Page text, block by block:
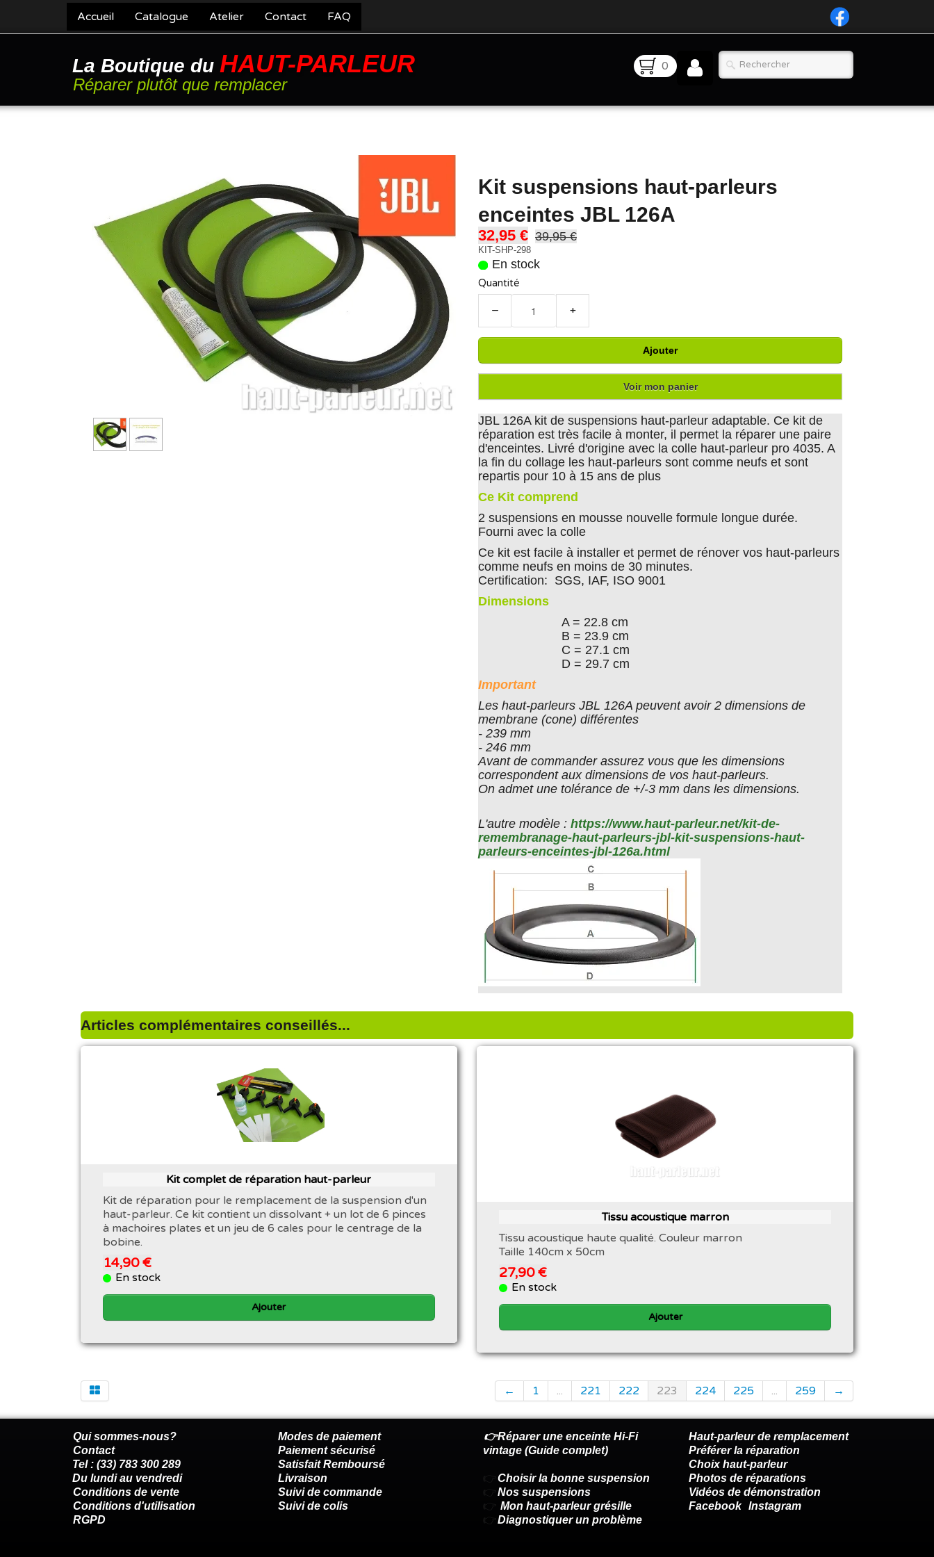
Accueil Catalogue Atelier Contact FAQ
La Boutique du HAUT-PARLEUR
Réparer plutôt que remplacer
0
Kit suspensions haut-parleurs
enceintes JBL 126A
32,95 € 39,95 €
KIT-SHP-298
En stock
Quantité
− +
Ajouter
Voir mon panier
JBL 126A kit de suspensions haut-parleur adaptable. Ce kit de
réparation est très facile à monter, il permet la réparer une paire
d'enceintes. Livré d'origine avec la colle haut-parleur pro 4035. A
la fin du collage les haut-parleurs sont comme neufs et sont
repartis pour 10 à 15 ans de plus
Ce Kit comprend
2 suspensions en mousse nouvelle formule longue durée.
Fourni avec la colle
Ce kit est facile à installer et permet de rénover vos haut-parleurs
comme neufs en moins de 30 minutes.
Certification: SGS, IAF, ISO 9001
Dimensions
A = 22.8 cm
B = 23.9 cm
C = 27.1 cm
D = 29.7 cm
Important
Les haut-parleurs JBL 126A peuvent avoir 2 dimensions de
membrane (cone) différentes
- 239 mm
- 246 mm
Avant de commander assurez vous que les dimensions
correspondent aux dimensions de vos haut-parleurs.
On admet une tolérance de +/-3 mm dans les dimensions.
L'autre modèle : https://www.haut-parleur.net/kit-de-
remembranage-haut-parleurs-jbl-kit-suspensions-haut-
parleurs-enceintes-jbl-126a.html
Articles complémentaires conseillés...
Kit complet de réparation haut-parleur
Kit de réparation pour le remplacement de la suspension d'un
haut-parleur. Ce kit contient un dissolvant + un lot de 6 pinces
à machoires plates et un jeu de 6 cales pour le centrage de la
bobine.
14,90 €
En stock
Ajouter
Tissu acoustique marron
Tissu acoustique haute qualité. Couleur marron
Taille 140cm x 50cm
27,90 €
En stock
Ajouter
← 1 ... 221 222 223 224 225 ... 259 →
Qui sommes-nous?
Contact
Tel : (33) 783 300 289
Du lundi au vendredi
Conditions de vente
Conditions d'utilisation
RGPD
Modes de paiement
Paiement sécurisé
Satisfait Remboursé
Livraison
Suivi de commande
Suivi de colis
👉Réparer une enceinte Hi-Fi
vintage (Guide complet)
👉 Choisir la bonne suspension
👉 Nos suspensions
👉 Mon haut-parleur grésille
👉 Diagnostiquer un problème
Haut-parleur de remplacement
Préférer la réparation
Choix haut-parleur
Photos de réparations
Vidéos de démonstration
Facebook Instagram